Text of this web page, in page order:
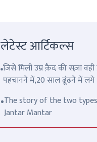
लेटेस्ट आर्टिकल्स
जिसे मिली उम्र क़ैद की सज़ा
पहचानने में,20 साल ढूंढने में लगे
The story of the two
Jantar Mantar